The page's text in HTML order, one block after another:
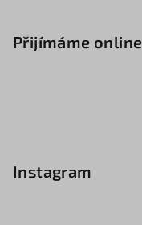
Přijímáme
Instagram